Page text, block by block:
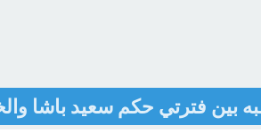
بين فترتي حكم سعيد باشا